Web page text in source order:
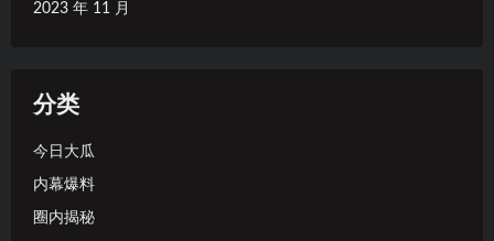
2023 年 11 月
分类
今日大瓜
内幕爆料
圈内揭秘